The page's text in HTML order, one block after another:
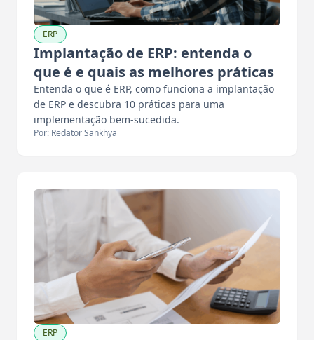
ERP
Implantação de ERP: entenda o
que é e quais as melhores práticas
Entenda o que é ERP, como funciona a implantação
de ERP e descubra 10 práticas para uma
implementação bem-sucedida.
Por: Redator Sankhya
ERP